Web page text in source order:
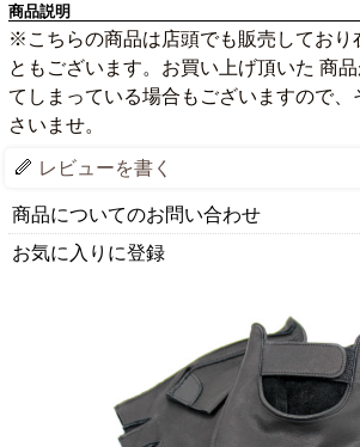
商品説明
※こちらの商品は店頭でも販売しており
ともございます。お買い上げ頂いた 商
てしまっている場合もございますので、
さいませ。
レビューを書く
商品についてのお問い合わせ
お気に入りに登録